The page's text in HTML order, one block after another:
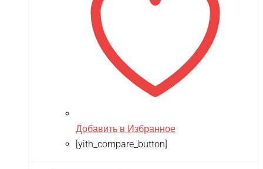
Добавить в Избранное
[yith_compare_button]